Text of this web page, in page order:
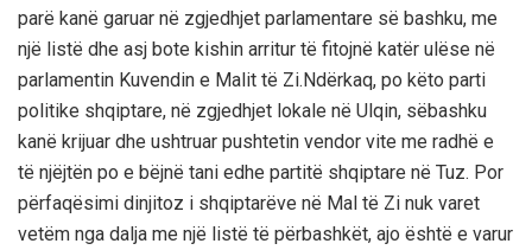
parë kanë garuar në zgjedhjet parlamentare së bashku, me
një listë dhe asj bote kishin arritur të fitojnë katër ulëse në
parlamentin Kuvendin e Malit të Zi.Ndërkaq, po këto parti
politike shqiptare, në zgjedhjet lokale në Ulqin, sëbashku
kanë krijuar dhe ushtruar pushtetin vendor vite me radhë e
të njëjtën po e bëjnë tani edhe partitë shqiptare në Tuz. Por
përfaqësimi dinjitoz i shqiptarëve në Mal të Zi nuk varet
vetëm nga dalja me një listë të përbashkët, ajo është e varur